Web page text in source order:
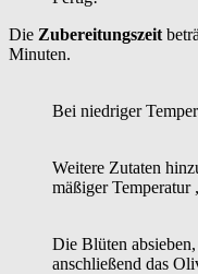
Die Zubereitungszeit
Minuten.
Bei niedriger
Weitere Zutaten
mäßiger Temperatur
Die Blüten
anschließend das